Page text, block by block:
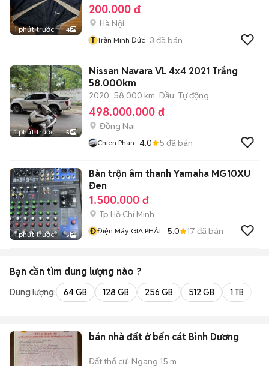
1 phút trước 4
200.000 đ
Hà Nội
T Trần Minh Đức 3 đã bán
1 phút trước 5
Nissan Navara VL 4x4 2021 Trắng
58.000km
2020 58.000 km Dầu Tự động
498.000.000 đ
Đồng Nai
Chien Phan 4.0 5 đã bán
1 phút trước 5
Bàn trộn âm thanh Yamaha MG10XU
Đen
1.500.000 đ
Tp Hồ Chí Minh
ĐĐiện Máy GIA PHÁT 5.0 17 đã bán
Bạn cần tìm dung lượng nào ?
Dung lượng: 64 GB 128 GB 256 GB 512 GB 1 TB
bán nhà đất ở bến cát Bình Dương
Đất thổ cư Ngang 15 m